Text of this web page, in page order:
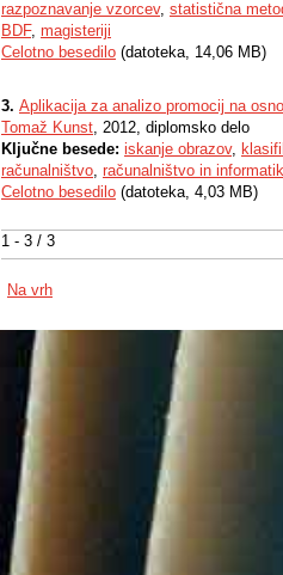
1 - 3 / 3
razpoznavanje vzorcev, statistična
BDF, magisteriji
Celotno besedilo (datoteka, 14,06 MB)
3. Aplikacija za analizo promocij na
Tomaž Kunst, 2012, diplomsko delo
Ključne besede: iskanje obrazov,
računalništvo, računalništvo in
Celotno besedilo (datoteka, 4,03 MB)
Na vrh